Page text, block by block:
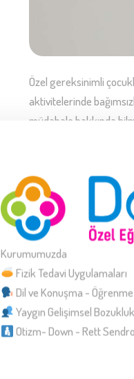
Özel gereksinimli
aktivitelerinde
müdahale hakkında
READ MORE
Kurumumuzda
Fizik Tedavi Uygulamaları
Dil ve Konuşma -
Yaygın Gelişimsel Bozukluk
Otizm- Down - Rett